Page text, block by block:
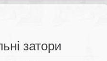
затори